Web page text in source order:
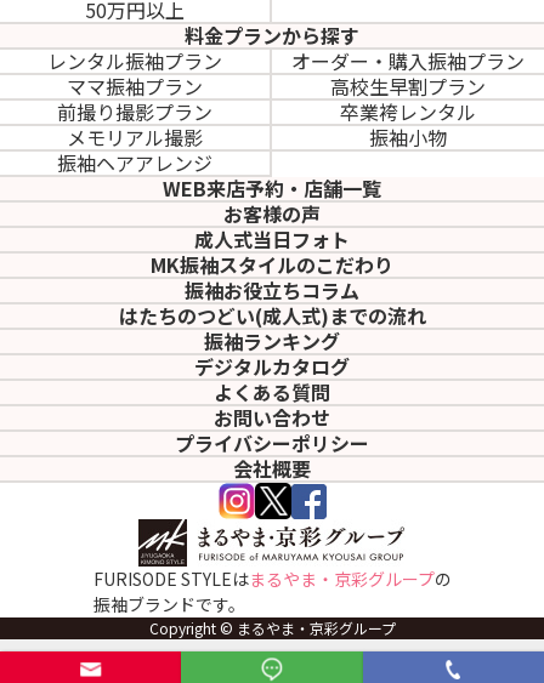
50万円以上
料金プランから探す
レンタル振袖プラン
オーダー・購入振袖プラン
ママ振袖プラン
高校生早割プラン
前撮り撮影プラン
卒業袴レンタル
メモリアル撮影
振袖小物
振袖ヘアアレンジ
WEB来店予約・店舗一覧
お客様の声
成人式当日フォト
MK振袖スタイルのこだわり
振袖お役立ちコラム
はたちのつどい(成人式)までの流れ
振袖ランキング
デジタルカタログ
よくある質問
お問い合わせ
プライバシーポリシー
会社概要
FURISODE STYLEはまるやま・京彩グループの
振袖ブランドです。
Copyright © まるやま・京彩グループ